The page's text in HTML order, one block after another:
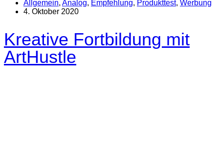
Allgemein, Analog, Empfehlung, Produkttest, Werbung
4. Oktober 2020
Kreative Fortbildung mit
ArtHustle